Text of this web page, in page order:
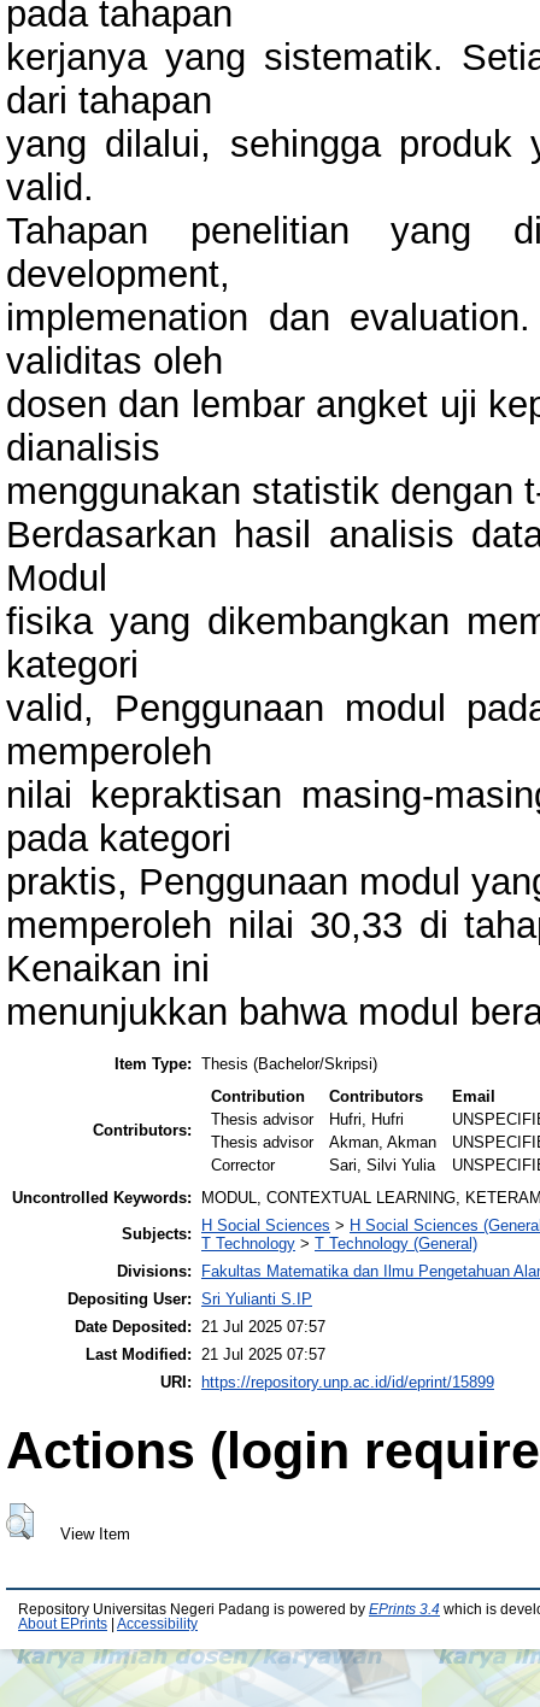
pada tahapan
kerjanya yang sistematik.
dari tahapan
yang dilalui, sehingga produk
valid.
Tahapan penelitian yang
development,
implemenation dan
validitas oleh
dosen dan lembar angket uji
dianalisis
menggunakan statistik dengan
Berdasarkan hasil analisis
Modul
fisika yang dikembangkan
kategori
valid, Penggunaan modul
memperoleh
nilai kepraktisan masing-
pada kategori
praktis, Penggunaan modul
memperoleh nilai 30,33 di
Kenaikan ini
menunjukkan bahwa modul
Item Type: Thesis (Bachelor/Skripsi)
Contributors:
Contribution Contributors
Email
Thesis advisor
Hufri, Hufri
Thesis advisor
Akman, Akman
Corrector
Sari, Silvi Yulia
Uncontrolled Keywords:
MODUL, CONTEXTUAL LEARNING,
Subjects:
H Social Sciences > H Social Sciences
T Technology > T Technology (General)
Divisions:
Fakultas Matematika dan Ilmu Pengetahuan
Depositing User: Sri Yulianti S.IP
Date Deposited: 21 Jul 2025 07:57
Last Modified: 21 Jul 2025 07:57
URI:
https://repository.unp.ac.id/id/eprint/15899
Actions (login
View Item
Repository Universitas Negeri Padang is powered by EPrints 3.4 which is
About EPrints
Accessibility